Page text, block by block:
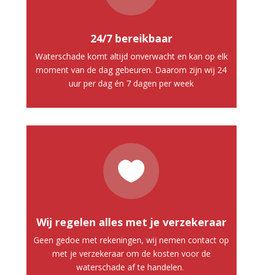
24/7 bereikbaar
Waterschade komt altijd onverwacht en kan op elk
moment van de dag gebeuren. Daarom zijn wij 24
uur per dag én 7 dagen per week

Wij regelen alles met je verzekeraar
Geen gedoe met rekeningen, wij nemen contact op
met je verzekeraar om de kosten voor de
waterschade af te handelen.